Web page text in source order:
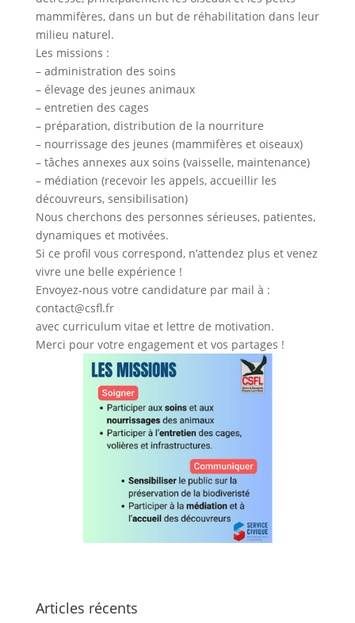
mammifères, dans un but de réhabilitation dans leur
milieu naturel.
Les missions :
– administration des soins
– élevage des jeunes animaux
– entretien des cages
– préparation, distribution de la nourriture
– nourrissage des jeunes (mammifères et oiseaux)
– tâches annexes aux soins (vaisselle, maintenance)
– médiation (recevoir les appels, accueillir les
découvreurs, sensibilisation)
Nous cherchons des personnes sérieuses, patientes,
dynamiques et motivées.
Si ce profil vous correspond, n’attendez plus et venez
vivre une belle expérience !
Envoyez-nous votre candidature par mail à :
contact@csfl.fr
avec curriculum vitae et lettre de motivation.
Merci pour votre engagement et vos partages !
Articles récents